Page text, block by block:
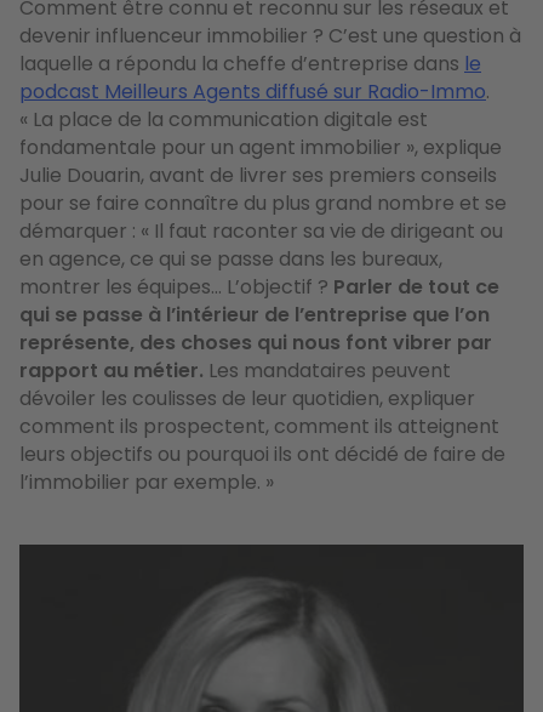
Comment être connu et reconnu sur les réseaux et
devenir influenceur immobilier ? C’est une question à
laquelle a répondu la cheffe d’entreprise dans le
podcast Meilleurs Agents diffusé sur Radio-Immo.
« La place de la communication digitale est
fondamentale pour un agent immobilier », explique
Julie Douarin, avant de livrer ses premiers conseils
pour se faire connaître du plus grand nombre et se
démarquer : « Il faut raconter sa vie de dirigeant ou
en agence, ce qui se passe dans les bureaux,
montrer les équipes... L’objectif ? Parler de tout ce
qui se passe à l’intérieur de l’entreprise que l’on
représente, des choses qui nous font vibrer par
rapport au métier. Les mandataires peuvent
dévoiler les coulisses de leur quotidien, expliquer
comment ils prospectent, comment ils atteignent
leurs objectifs ou pourquoi ils ont décidé de faire de
l’immobilier par exemple. »